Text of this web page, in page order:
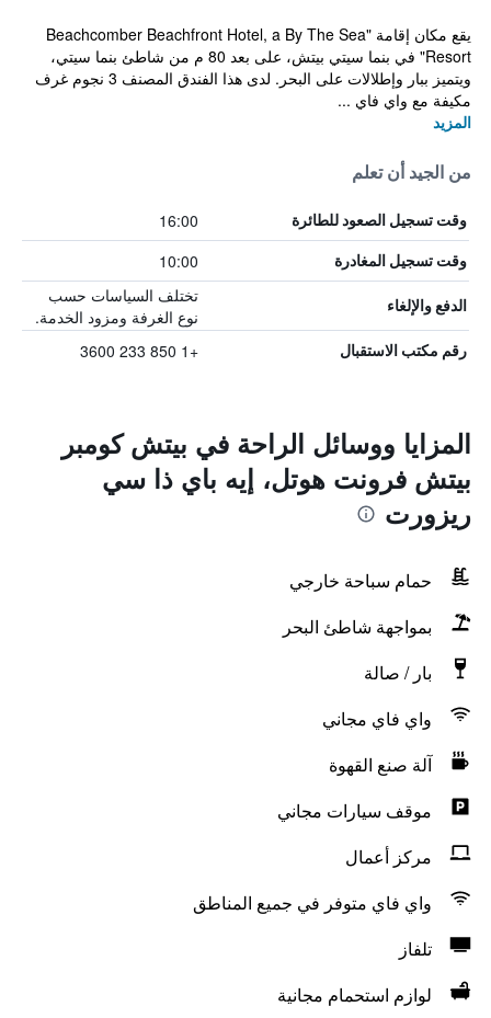
يقع مكان إقامة "Beachcomber Beachfront Hotel, a By The Sea
Resort" في بنما سيتي بيتش، على بعد 80 م من شاطئ بنما سيتي،
ويتميز ببار وإطلالات على البحر. لدى هذا الفندق المصنف 3 نجوم غرف
مكيفة مع واي فاي ...
المزيد
من الجيد أن تعلم
وقت تسجيل الصعود للطائرة 16:00
وقت تسجيل المغادرة 10:00
الدفع والإلغاء
تختلف السياسات حسب
نوع الغرفة ومزود الخدمة.
رقم مكتب الاستقبال +1 850 233 3600
المزايا ووسائل الراحة في بيتش كومبر
بيتش فرونت هوتل، إيه باي ذا سي
ريزورت
حمام سباحة خارجي
بمواجهة شاطئ البحر
بار / صالة
واي فاي مجاني
آلة صنع القهوة
موقف سيارات مجاني
مركز أعمال
واي فاي متوفر في جميع المناطق
تلفاز
لوازم استحمام مجانية